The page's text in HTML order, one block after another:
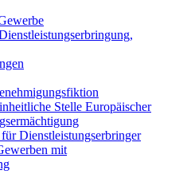
Stelle Europäischer
Dienstleistungserbringer
mit